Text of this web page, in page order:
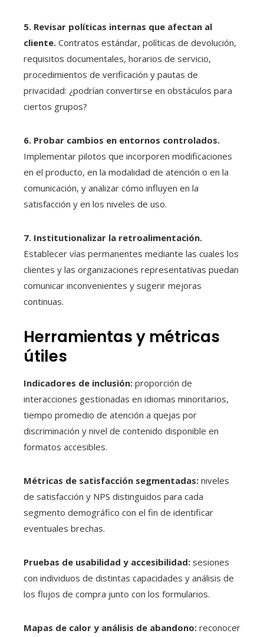
5. Revisar políticas internas que afectan al
cliente. Contratos estándar, políticas de devolución,
requisitos documentales, horarios de servicio,
procedimientos de verificación y pautas de
privacidad: ¿podrían convertirse en obstáculos para
ciertos grupos?
6. Probar cambios en entornos controlados.
Implementar pilotos que incorporen modificaciones
en el producto, en la modalidad de atención o en la
comunicación, y analizar cómo influyen en la
satisfacción y en los niveles de uso.
7. Institutionalizar la retroalimentación.
Establecer vías permanentes mediante las cuales los
clientes y las organizaciones representativas puedan
comunicar inconvenientes y sugerir mejoras
continuas.
Herramientas y métricas
útiles
Indicadores de inclusión: proporción de
interacciones gestionadas en idiomas minoritarios,
tiempo promedio de atención a quejas por
discriminación y nivel de contenido disponible en
formatos accesibles.
Métricas de satisfacción segmentadas: niveles
de satisfacción y NPS distinguidos para cada
segmento demográfico con el fin de identificar
eventuales brechas.
Pruebas de usabilidad y accesibilidad: sesiones
con individuos de distintas capacidades y análisis de
los flujos de compra junto con los formularios.
Mapas de calor y análisis de abandono: reconocer